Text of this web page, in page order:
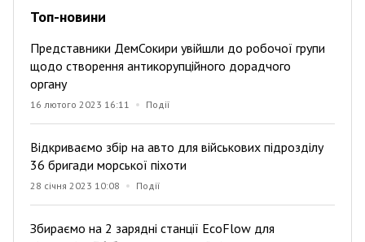
Топ-новини
Представники ДемСокири увійшли до робочої групи
щодо створення антикорупційного дорадчого
органу
16 лютого 2023 16:11 Події
Відкриваємо збір на авто для військових підрозділу
36 бригади морської піхоти
28 січня 2023 10:08 Події
Збираємо на 2 зарядні станції EcoFlow для